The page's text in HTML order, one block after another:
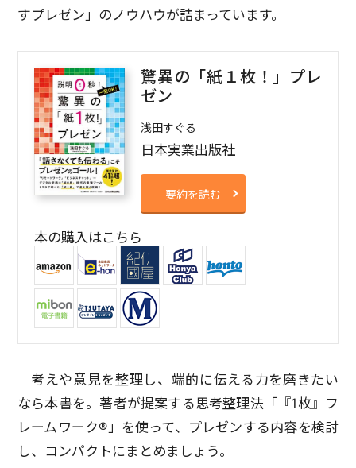
すプレゼン」のノウハウが詰まっています。
驚異の「紙１枚！」プレ
ゼン
浅田すぐる
日本実業出版社
要約を読む
本の購入はこちら
考えや意見を整理し、端的に伝える力を磨きたい
なら本書を。著者が提案する思考整理法「『1枚』フ
レームワーク®」を使って、プレゼンする内容を検討
し、コンパクトにまとめましょう。